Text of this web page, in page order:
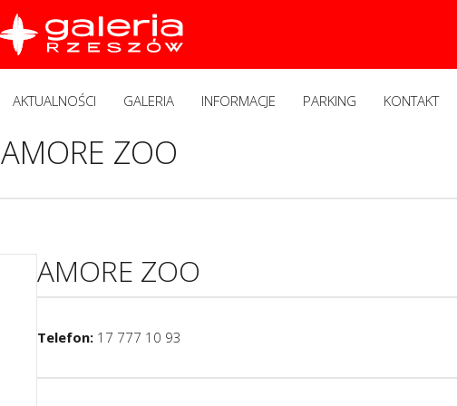
AKTUALNOŚCI GALERIA INFORMACJE PARKING KONTAKT
AMORE ZOO
AMORE ZOO
Telefon: 17 777 10 93